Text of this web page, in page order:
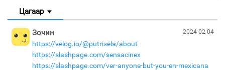
Цагаар
2024-02-04
Зочин
https://velog.io/@putrisela/about
https://slashpage.com/sensacinex
https://slashpage.com/ver-anyone-but-you-en-mexicana